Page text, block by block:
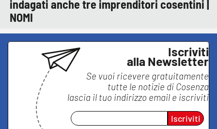
indagati anche tre imprenditori cosentini |
NOMI
Iscriviti
alla Newsletter
Se vuoi ricevere gratuitamente
tutte le notizie di Cosenza
lascia il tuo indirizzo email e iscriviti
Iscriviti